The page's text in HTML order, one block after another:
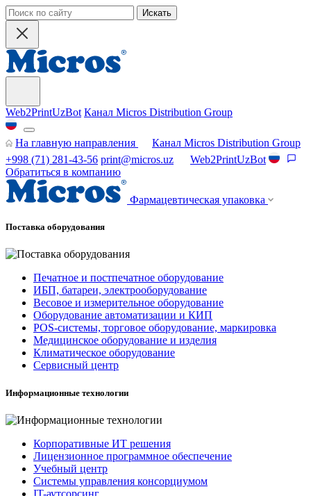
Искать
Web2PrintUzBot Канал Micros Distribution Group
На главную направления
Канал Micros Distribution Group
+998 (71) 281-43-56 print@micros.uz
Web2PrintUzBot
Обратиться в компанию
Фармацевтическая упаковка
Поставка оборудования
Печатное и постпечатное оборудование
ИБП, батареи, электрооборудование
Весовое и измерительное оборудование
Оборудование автоматизации и КИП
POS-системы, торговое оборудование, маркировка
Медицинское оборудование и изделия
Климатическое оборудование
Сервисный центр
Информационные технологии
Корпоративные ИТ решения
Лицензионное программное обеспечение
Учебный центр
Системы управления консорциумом
IT-аутсорсинг